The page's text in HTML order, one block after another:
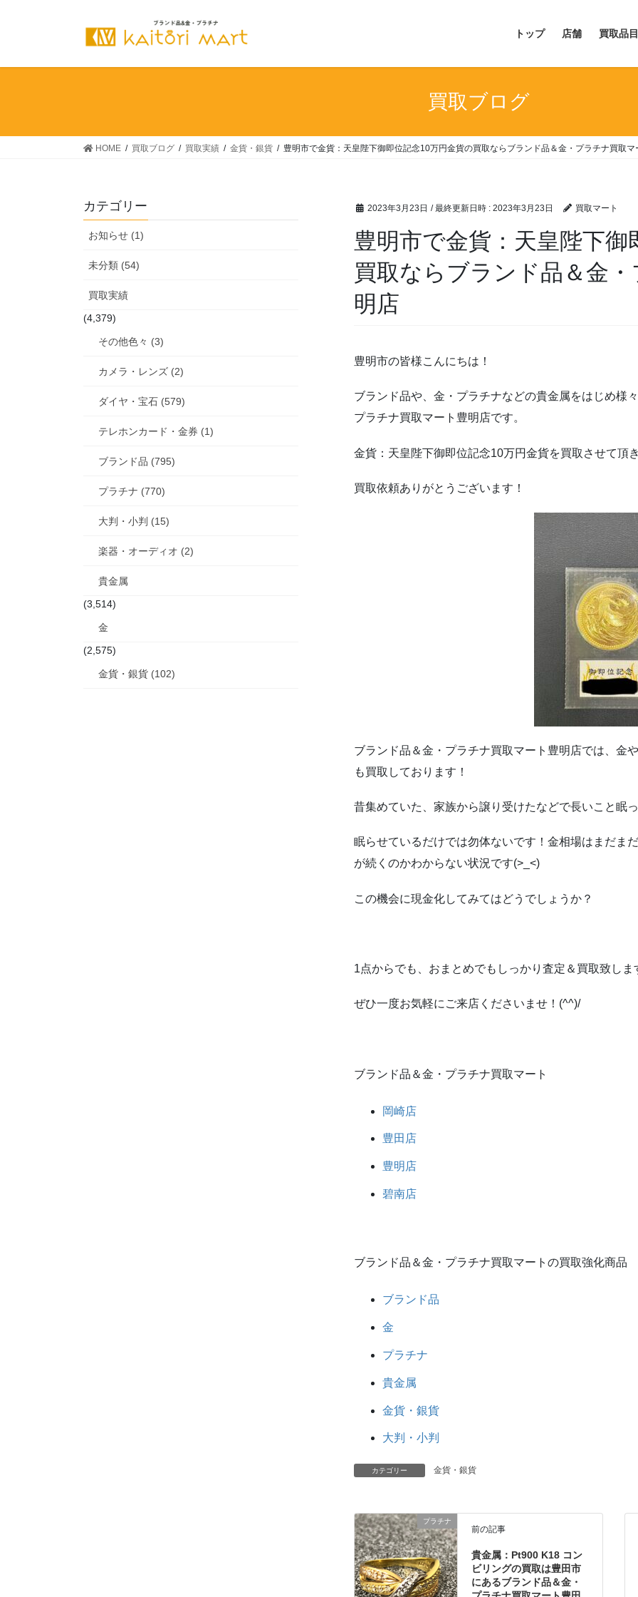
トップ 店舗 買取品目
買取ブログ
HOME 買取ブログ 買取実績 金貨・銀貨 豊明市で金貨：天皇陛下御即位記念10万円金貨の買取ならブランド品＆金・プラチナ買取マ
2023年3月23日 / 最終更新日時 : 2023年3月23日 買取マート
豊明市で金貨：天皇陛下
買取ならブランド品＆金
明店
豊明市の皆様こんにちは！
ブランド品や、金・プラチナなどの貴金属をはじめ様
プラチナ買取マート豊明店です。
金貨：天皇陛下御即位記念10万円金貨を買取させて頂
買取依頼ありがとうございます！
ブランド品＆金・プラチナ買取マート豊明店では、金
も買取しております！
昔集めていた、家族から譲り受けたなどで長いこと眠
眠らせているだけでは勿体ないです！金相場はまだま
が続くのかわからない状況です(>_<)
この機会に現金化してみてはどうでしょうか？
1点からでも、おまとめでもしっかり査定＆買取致しま
ぜひ一度お気軽にご来店くださいませ！(^^)/
ブランド品＆金・プラチナ買取マート
岡崎店
豊田店
豊明店
碧南店
ブランド品＆金・プラチナ買取マートの買取強化商品
ブランド品
金
プラチナ
貴金属
金貨・銀貨
大判・小判
カテゴリー 金貨・銀貨
プラチナ
前の記事
貴金属：Pt900 K18 コン
ビリングの買取は豊田市
にあるブランド品＆金・
カテゴリー
お知らせ (1)
未分類 (54)
買取実績
(4,379)
その他色々 (3)
カメラ・レンズ (2)
ダイヤ・宝石 (579)
テレホンカード・金券 (1)
ブランド品 (795)
プラチナ (770)
大判・小判 (15)
楽器・オーディオ (2)
貴金属
(3,514)
金
(2,575)
金貨・銀貨 (102)